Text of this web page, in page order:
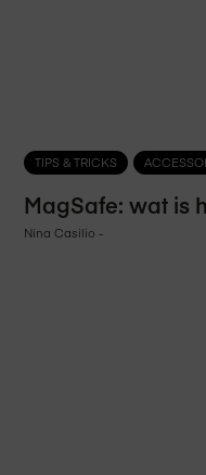
TIPS & TRICKS
MagSafe: wat is
Nina Casilio -